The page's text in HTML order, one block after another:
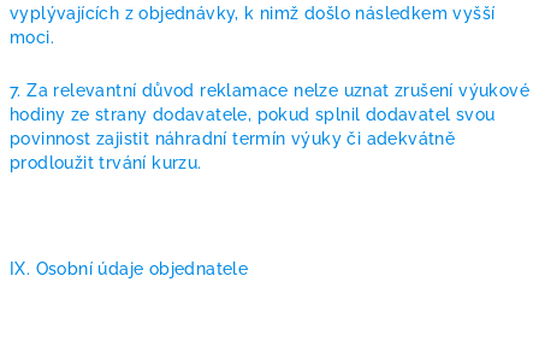
vyplývajících z objednávky, k nimž došlo následkem vyšší
moci.
7. Za relevantní důvod reklamace nelze uznat zrušení výukové
hodiny ze strany dodavatele, pokud splnil dodavatel svou
povinnost zajistit náhradní termín výuky či adekvátně
prodloužit trvání kurzu.
IX. Osobní údaje objednatele